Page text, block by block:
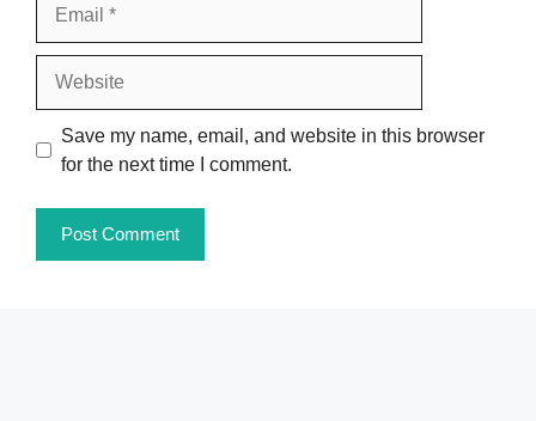
Save my name, email, and website in this browser
for the next time I comment.